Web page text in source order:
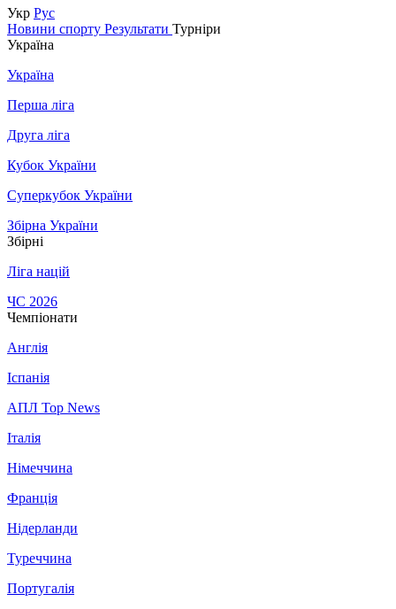
Укр Рус
Новини спорту Результати Турніри
Україна
Україна
Перша ліга
Друга ліга
Кубок України
Суперкубок України
Збірна України
Збірні
Ліга націй
ЧС 2026
Чемпіонати
Англія
Іспанія
АПЛ Top News
Італія
Німеччина
Франція
Нідерланди
Туреччина
Португалія